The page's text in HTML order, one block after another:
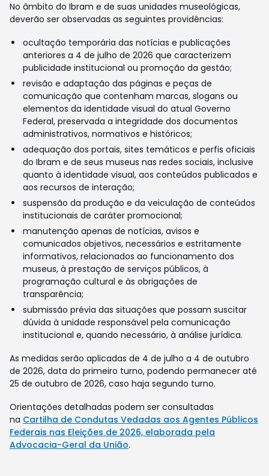
No âmbito do Ibram e de suas unidades museológicas,
deverão ser observadas as seguintes providências:
ocultação temporária das notícias e publicações
anteriores a 4 de julho de 2026 que caracterizem
publicidade institucional ou promoção da gestão;
revisão e adaptação das páginas e peças de
comunicação que contenham marcas, slogans ou
elementos da identidade visual do atual Governo
Federal, preservada a integridade dos documentos
administrativos, normativos e históricos;
adequação dos portais, sites temáticos e perfis oficiais
do Ibram e de seus museus nas redes sociais, inclusive
quanto à identidade visual, aos conteúdos publicados e
aos recursos de interação;
suspensão da produção e da veiculação de conteúdos
institucionais de caráter promocional;
manutenção apenas de notícias, avisos e
comunicados objetivos, necessários e estritamente
informativos, relacionados ao funcionamento dos
museus, à prestação de serviços públicos, à
programação cultural e às obrigações de
transparência;
submissão prévia das situações que possam suscitar
dúvida à unidade responsável pela comunicação
institucional e, quando necessário, à análise jurídica.
As medidas serão aplicadas de 4 de julho a 4 de outubro
de 2026, data do primeiro turno, podendo permanecer até
25 de outubro de 2026, caso haja segundo turno.
Orientações detalhadas podem ser consultadas
na Cartilha de Condutas Vedadas aos Agentes Públicos
Federais nas Eleições de 2026, elaborada pela
Advocacia-Geral da União.